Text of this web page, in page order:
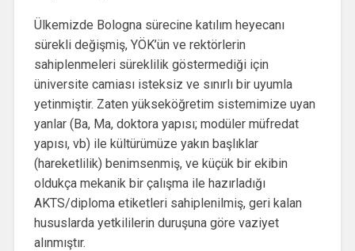
Ülkemizde Bologna sürecine katılım heyecanı
sürekli değişmiş, YÖK’ün ve rektörlerin
sahiplenmeleri süreklilik göstermediği için
üniversite camiası isteksiz ve sınırlı bir uyumla
yetinmiştir. Zaten yükseköğretim sistemimize uyan
yanlar (Ba, Ma, doktora yapısı; modüler müfredat
yapısı, vb) ile kültürümüze yakın başlıklar
(hareketlilik) benimsenmiş, ve küçük bir ekibin
oldukça mekanik bir çalışma ile hazırladığı
AKTS/diploma etiketleri sahiplenilmiş, geri kalan
hususlarda yetkililerin duruşuna göre vaziyet
alınmıştır.